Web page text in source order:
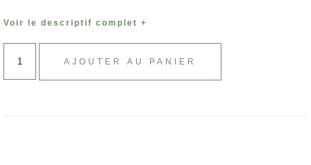
Voir le descriptif complet +
AJOUTER AU PANIER